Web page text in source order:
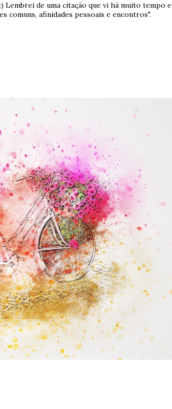
Lembrei de uma citação que vi há muito tempo e
comuns, afinidades pessoais e encontros".